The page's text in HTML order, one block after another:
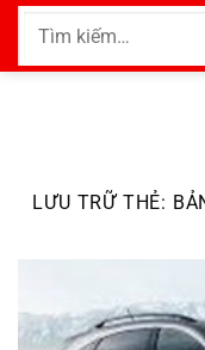
Bỏ
nội
Tìm
LƯU TRỮ THẺ: